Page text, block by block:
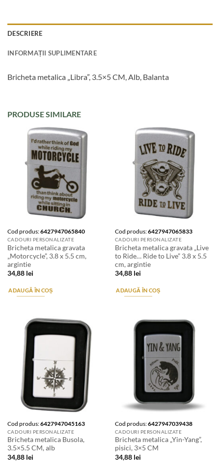
DESCRIERE
INFORMAȚII SUPLIMENTARE
Bricheta metalica „Libra”, 3.5×5 CM, Alb, Balanta
PRODUSE SIMILARE
Cod produs:6427947065840
CADOURI PERSONALIZATE
Bricheta metalica gravata
„Motorcycle”, 3.8 x 5.5 cm,
argintie
34,88 lei
ADAUGĂ ÎN COȘ
Cod produs:6427947065833
CADOURI PERSONALIZATE
Bricheta metalica gravata „Live
to Ride… Ride to Live” 3.8 x 5.5
cm, argintie
34,88 lei
ADAUGĂ ÎN COȘ
Cod produs:6427947045163
CADOURI PERSONALIZATE
Bricheta metalica Busola,
3.5×5.5 CM, alb
34,88 lei
Cod produs:6427947039438
CADOURI PERSONALIZATE
Bricheta metalica „Yin-Yang”,
pisici, 3×5 CM
34,88 lei